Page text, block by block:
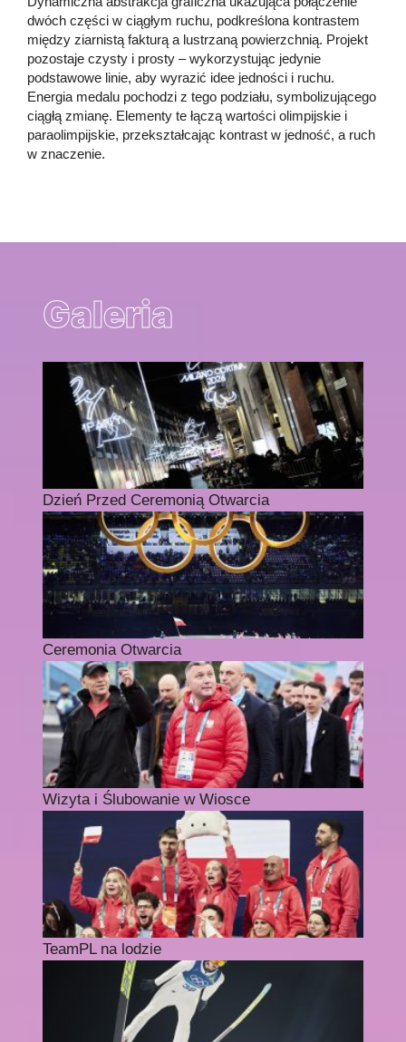
dwóch części w ciągłym ruchu, podkreślona kontrastem
między ziarnistą fakturą a lustrzaną powierzchnią. Projekt
pozostaje czysty i prosty – wykorzystując jedynie
podstawowe linie, aby wyrazić idee jedności i ruchu.
Energia medalu pochodzi z tego podziału, symbolizującego
ciągłą zmianę. Elementy te łączą wartości olimpijskie i
paraolimpijskie, przekształcając kontrast w jedność, a ruch
w znaczenie.
Galeria
Dzień Przed Ceremonią Otwarcia
Ceremonia Otwarcia
Wizyta i Ślubowanie w Wiosce
TeamPL na lodzie